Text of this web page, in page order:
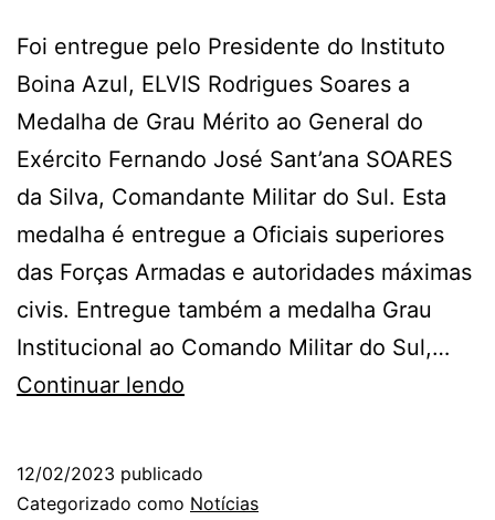
Foi entregue pelo Presidente do Instituto
Boina Azul, ELVIS Rodrigues Soares a
Medalha de Grau Mérito ao General do
Exército Fernando José Sant’ana SOARES
da Silva, Comandante Militar do Sul. Esta
medalha é entregue a Oficiais superiores
das Forças Armadas e autoridades máximas
civis. Entregue também a medalha Grau
Institucional ao Comando Militar do Sul,…
Continuar lendo
Concede
12/02/2023 publicado
Categorizado como Notícias